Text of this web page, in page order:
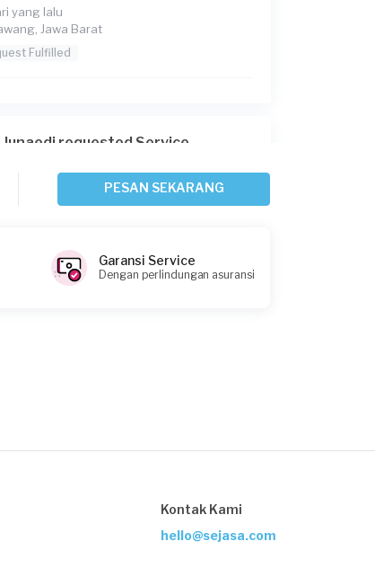
yang lalu
Jawa Barat
Fulfilled
Junaedi requested Service
Jawa Barat
yang lalu
yang lalu
PESAN SEKARANG
Garansi Service
Dengan perlindungan asuransi
Kontak Kami
hello@sejasa.com